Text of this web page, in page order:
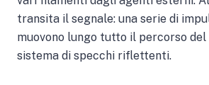
transita il segnale: una serie di
muovono lungo tutto il percorso del
sistema di specchi riflettenti.